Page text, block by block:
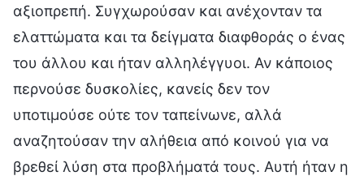
αξιοπρεπή. Συγχωρούσαν και ανέχονταν τα
ελαττώματα και τα δείγματα διαφθοράς ο ένας
του άλλου και ήταν αλληλέγγυοι. Αν κάποιος
περνούσε δυσκολίες, κανείς δεν τον
υποτιμούσε ούτε τον ταπείνωνε, αλλά
αναζητούσαν την αλήθεια από κοινού για να
βρεθεί λύση στα προβλήματά τους. Αυτή ήταν η